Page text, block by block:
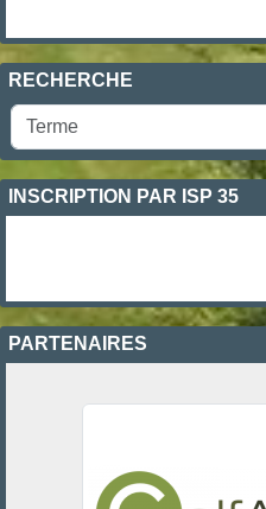
RECHERCHE
INSCRIPTION PAR ISP 35
PARTENAIRES